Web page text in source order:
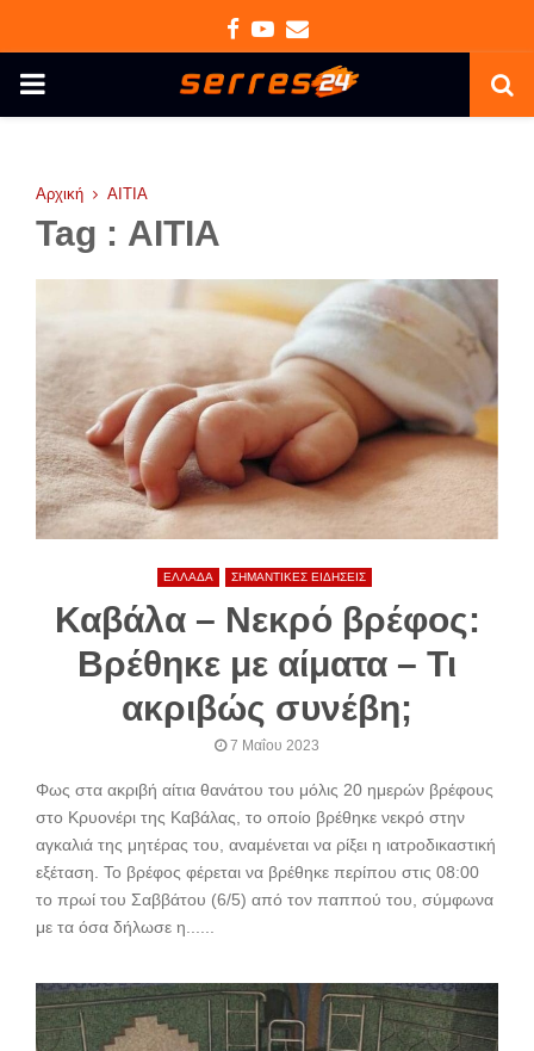
Facebook
Youtube
Email
PRIMARY
Αρχική ΑΙΤΙΑ
Tag : ΑΙΤΙΑ
ΕΛΛΑΔΑ ΣΗΜΑΝΤΙΚΕΣ ΕΙΔΗΣΕΙΣ
Καβάλα – Νεκρό βρέφος:
Βρέθηκε με αίματα – Τι
ακριβώς συνέβη;
7 Μαΐου 2023
Φως στα ακριβή αίτια θανάτου του μόλις 20 ημερών βρέφους
στο Κρυονέρι της Καβάλας, το οποίο βρέθηκε νεκρό στην
αγκαλιά της μητέρας του, αναμένεται να ρίξει η ιατροδικαστική
εξέταση. Το βρέφος φέρεται να βρέθηκε περίπου στις 08:00
το πρωί του Σαββάτου (6/5) από τον παππού του, σύμφωνα
με τα όσα δήλωσε η......